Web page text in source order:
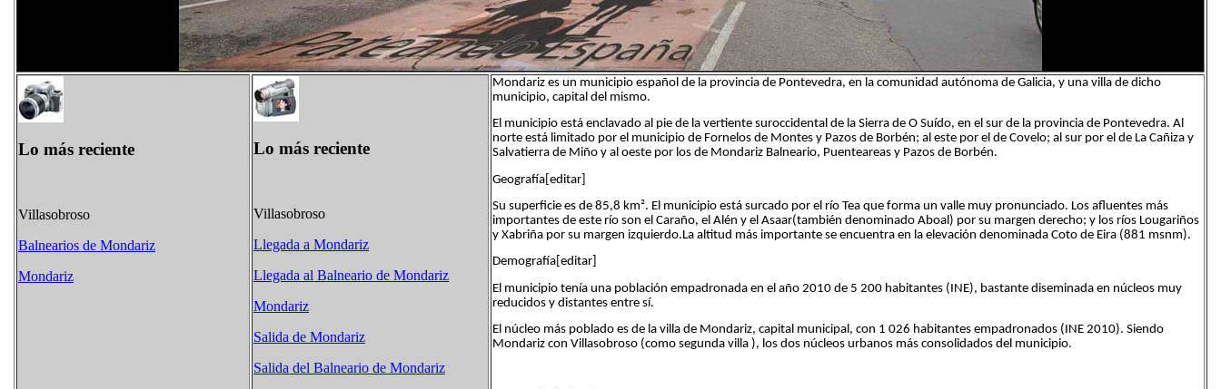
Lo más reciente
Villasobroso
Balnearios de Mondariz
Mondariz
Lo más reciente
Villasobroso
Llegada a Mondariz
Llegada al Balneario de Mondariz
Mondariz
Salida de Mondariz
Salida del Balneario de Mondariz
Mondariz es un municipio español de la provincia de Pontevedra, en la comunidad autónoma de Galicia, y una villa de dicho
municipio, capital del mismo.
El municipio está enclavado al pie de la vertiente suroccidental de la Sierra de O Suído, en el sur de la provincia de Pontevedra. Al
norte está limitado por el municipio de Fornelos de Montes y Pazos de Borbén; al este por el de Covelo; al sur por el de La Cañiza y
Salvatierra de Miño y al oeste por los de Mondariz Balneario, Puenteareas y Pazos de Borbén.
Geografía[editar]
Su superficie es de 85,8 km². El municipio está surcado por el río Tea que forma un valle muy pronunciado. Los afluentes más
importantes de este río son el Caraño, el Alén y el Asaar(también denominado Aboal) por su margen derecho; y los ríos Lougariños
y Xabriña por su margen izquierdo.La altitud más importante se encuentra en la elevación denominada Coto de Eira (881 msnm).
Demografía[editar]
El municipio tenía una población empadronada en el año 2010 de 5 200 habitantes (INE), bastante diseminada en núcleos muy
reducidos y distantes entre sí.
El núcleo más poblado es de la villa de Mondariz, capital municipal, con 1 026 habitantes empadronados (INE 2010). Siendo
Mondariz con Villasobroso (como segunda villa ), los dos núcleos urbanos más consolidados del municipio.